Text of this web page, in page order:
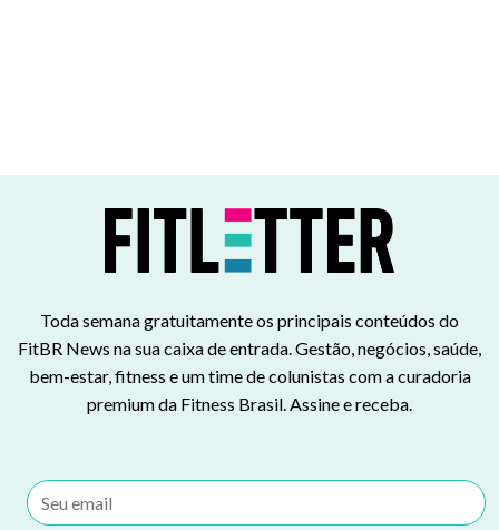
Toda semana gratuitamente os principais conteúdos do
FitBR News na sua caixa de entrada. Gestão, negócios, saúde,
bem-estar, fitness e um time de colunistas com a curadoria
premium da Fitness Brasil. Assine e receba.